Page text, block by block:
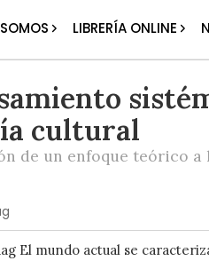
LIBRERÍA ONLINE
cultural
de un enfoque teórico a
El mundo actual se